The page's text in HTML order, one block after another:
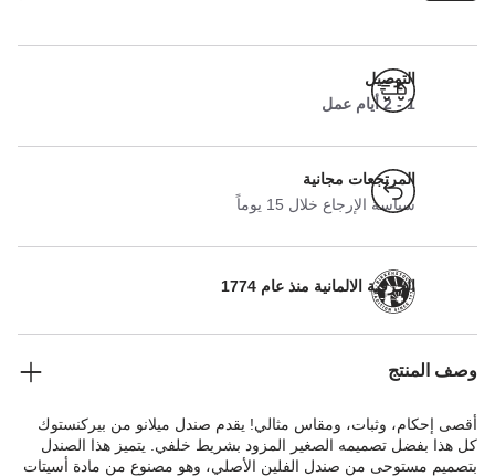
التوصيل
1 - 2 أيام عمل
المرتجعات مجانية
سياسة الإرجاع خلال 15 يوماً
الحرفية الالمانية منذ عام 1774
وصف المنتج
أقصى إحكام، وثبات، ومقاس مثالي! يقدم صندل ميلانو من بيركنستوك
كل هذا بفضل تصميمه الصغير المزود بشريط خلفي. يتميز هذا الصندل
بتصميم مستوحى من صندل الفلين الأصلي، وهو مصنوع من مادة أسيتات